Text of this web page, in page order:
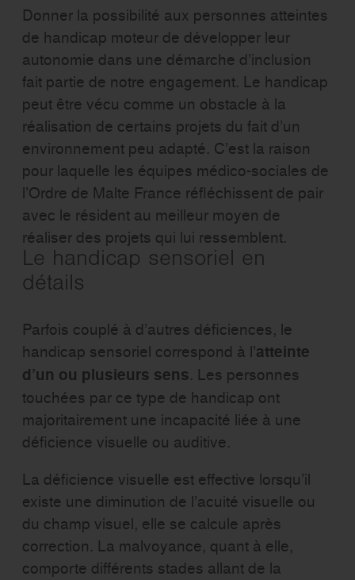
Donner la possibilité aux personnes atteintes
de handicap moteur de développer leur
autonomie dans une démarche d’inclusion
fait partie de notre engagement. Le handicap
peut être vécu comme un obstacle à la
réalisation de certains projets du fait d’un
environnement peu adapté. C’est la raison
pour laquelle les équipes médico-sociales de
l’Ordre de Malte France réfléchissent de pair
avec le résident au meilleur moyen de
réaliser des projets qui lui ressemblent.
Le handicap sensoriel en
détails
Parfois couplé à d’autres déficiences, le
handicap sensoriel correspond à l’atteinte
d’un ou plusieurs sens. Les personnes
touchées par ce type de handicap ont
majoritairement une incapacité liée à une
déficience visuelle ou auditive.
La déficience visuelle est effective lorsqu’il
existe une diminution de l’acuité visuelle ou
du champ visuel, elle se calcule après
correction. La malvoyance, quant à elle,
comporte différents stades allant de la